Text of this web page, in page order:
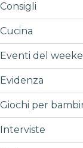
Consigli
Cucina
Eventi del
Evidenza
Giochi per
Interviste